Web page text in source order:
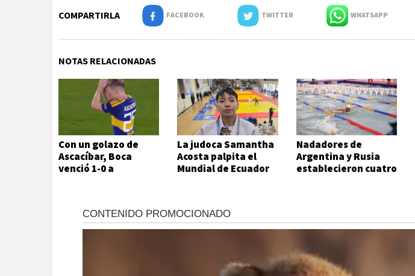
COMPARTIRLA FACEBOOK TWITTER WHATSAPP
NOTAS RELACIONADAS
Con un golazo de
Ascacíbar, Boca
venció 1-0 a
La judoca Samantha
Acosta palpita el
Mundial de Ecuador
Nadadores de
Argentina y Rusia
establecieron cuatro